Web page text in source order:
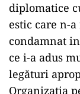
diplomatice
estic care n-
condamnat
ce i-a adus
legături
Organizația